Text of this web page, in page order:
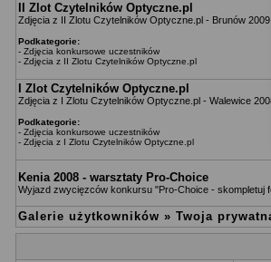
II Zlot Czytelników Optyczne.pl
Zdjęcia z II Zlotu Czytelników Optyczne.pl - Brunów 2009
Podkategorie:
- Zdjęcia konkursowe uczestników
- Zdjęcia z II Zlotu Czytelników Optyczne.pl
I Zlot Czytelników Optyczne.pl
Zdjęcia z I Zlotu Czytelników Optyczne.pl - Walewice
Podkategorie:
- Zdjęcia konkursowe uczestników
- Zdjęcia z I Zlotu Czytelników Optyczne.pl
Kenia 2008 - warsztaty Pro-Choice
Wyjazd zwycięzców konkursu "Pro-Choice - skompletuj
Galerie użytkowników » Twoja